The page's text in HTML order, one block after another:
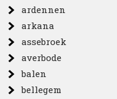
ardennen
arkana
assebroek
averbode
balen
bellegem